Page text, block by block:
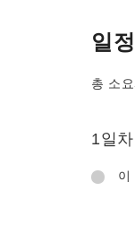
일
총 소
1일차
이